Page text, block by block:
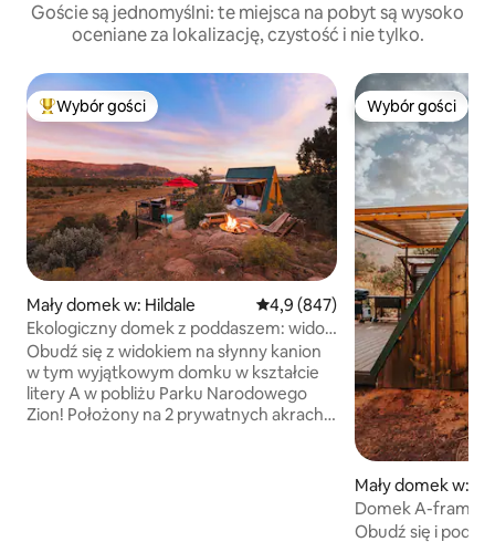
Goście są jednomyślni: te miejsca na pobyt są wysoko
oceniane za lokalizację, czystość i nie tylko.
Najpopularniejsze z kategorii Wybór gości
Wybór gości
Mały domek w: Hildale Średnia ocena: 4,9 na 5, liczba
4,9 (847)
Ekologiczny domek z poddaszem: widok
na taras widokowy Zion
Obudź się z widokiem na słynny kanion
w tym wyjątkowym domku w kształcie
litery A w pobliżu Parku Narodowego
Zion! Położony na 2 prywatnych akrach,
Wybór gości
Wybór gości
Mały domek w:
Domek A-frame
z hydromasażem,
Obudź się i